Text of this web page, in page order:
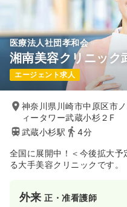
医療法人社団孝和会
湘南美容クリニック
エージェント求人
神奈川県川崎市中原区市
ィータワー武蔵小杉２F
武蔵小杉駅
4分
全国に展開中！＜今後拡大
る大手美容クリニックです。
外来正・准看護師